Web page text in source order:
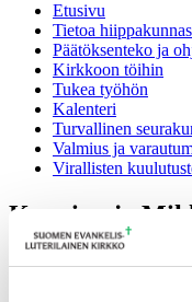
Etusivu
Tietoa
Päätöksenteko ja
Kirkkoon töihin
Tukea työhön
Kalenteri
Turvallinen
Valmius ja
Virallisten
Kuopion ja
28.3.2025